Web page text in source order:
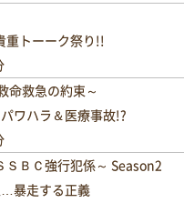
重トーーク祭り!!
命救急の約束～
ワハラ＆医療事故!?
ＳＢＣ強行犯係～ Season2
暴走する正義